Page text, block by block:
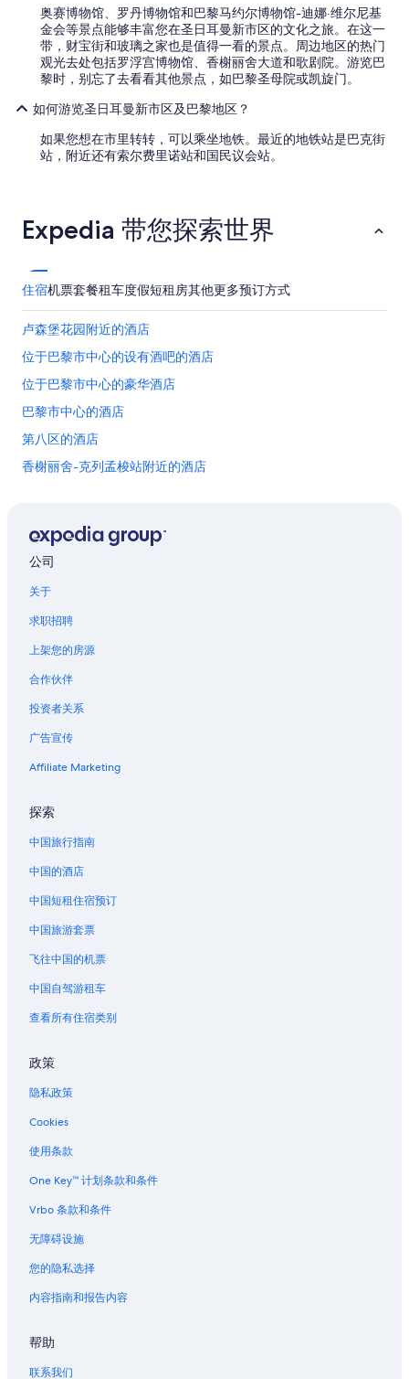
奥赛博物馆、罗丹博物馆和巴黎马约尔博物馆-迪娜·维尔尼基
金会等景点能够丰富您在圣日耳曼新市区的文化之旅。在这一
带，财宝街和玻璃之家也是值得一看的景点。周边地区的热门
观光去处包括罗浮宫博物馆、香榭丽舍大道和歌剧院。游览巴
黎时，别忘了去看看其他景点，如巴黎圣母院或凯旋门。
如何游览圣日耳曼新市区及巴黎地区？
如果您想在市里转转，可以乘坐地铁。最近的地铁站是巴克街
站，附近还有索尔费里诺站和国民议会站。
Expedia 带您探索世界
住宿机票套餐租车度假短租房其他更多预订方式
卢森堡花园附近的酒店
位于巴黎市中心的设有酒吧的酒店
位于巴黎市中心的豪华酒店
巴黎市中心的酒店
第八区的酒店
香榭丽舍-克列孟梭站附近的酒店
老佛爷百货公司附近的酒店
位于第一区的历史风格酒店
位于第一区的豪华酒店
第一区的酒店
位于第一区的 4 星级酒店
位于第一区的 5 星级酒店
位于圣日耳曼德佩区的 4 星级酒店
埃菲尔铁塔附近的酒店
马德莱娜的酒店
大皇宫附近的酒店
橘园博物馆附近的酒店
战神附近的酒店
位于第六区的 3 星级酒店
位于第六区的 4 星级酒店
位于第六区的设有酒吧的酒店
第六区的酒店
圣米歇尔广场附近的酒店
卢浮宫卡鲁塞尔附近的酒店
位于拉丁区的 4 星级酒店
位于拉丁区的探险运动酒店
位于拉丁区的精品酒店
位于拉丁区的经济型酒店
位于拉丁区的家庭式酒店
位于拉丁区的历史风格酒店
位于拉丁区的豪华酒店
拉丁区的酒店
公司
关于
求职招聘
上架您的房源
合作伙伴
投资者关系
广告宣传
Affiliate Marketing
探索
中国旅行指南
中国的酒店
中国短租住宿预订
中国旅游套票
飞往中国的机票
中国自驾游租车
查看所有住宿类别
政策
隐私政策
Cookies
使用条款
One Key™ 计划条款和条件
Vrbo 条款和条件
无障碍设施
您的隐私选择
内容指南和报告内容
帮助
联系我们